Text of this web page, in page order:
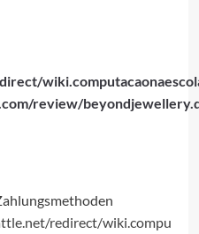
review/
redirect/wiki.compu